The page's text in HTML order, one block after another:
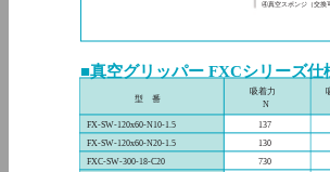
④真空スポンジ（交換
■真空グリッパー FXCシリーズ仕
吸着力
N
型 番
137
FX-SW-120x60-N10-1.5
130
FX-SW-120x60-N20-1.5
730
FXC-SW-300-18-C20